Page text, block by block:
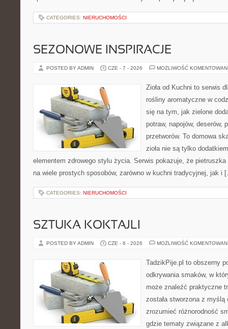
CATEGORIES: NIERUCHOMOŚCI
SEZONOWE INSPIRACJE
POSTED BY ADMIN CZE - 7 - 2026 MOŻLIWOŚĆ
Zioła od Kuchni to serwis
rośliny aromatyczne w
się na tym, jak zielone
potraw, napojów, deserów,
przetworów. To domowa
zioła nie są tylko
elementem zdrowego stylu życia. Serwis pokazuje, że
na wiele prostych sposobów, zarówno w kuchni tradycyjnej, jak i
CATEGORIES: NIERUCHOMOŚCI
SZTUKA KOKTAJLI
POSTED BY ADMIN CZE - 6 - 2026 MOŻLIWOŚĆ
TadzikPije.pl to obszerny
odkrywania smaków, w
może znaleźć praktyczne
została stworzona z
zrozumieć różnorodność
gdzie tematy związane z